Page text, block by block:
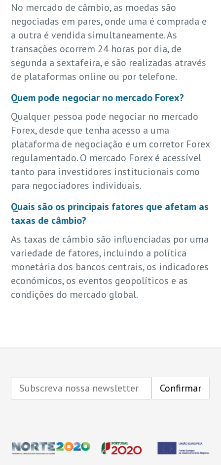
No mercado de câmbio, as moedas são
negociadas em pares, onde uma é comprada e
a outra é vendida simultaneamente. As
transações ocorrem 24 horas por dia, de
segunda a sextafeira, e são realizadas através
de plataformas online ou por telefone.
Quem pode negociar no mercado Forex?
Qualquer pessoa pode negociar no mercado
Forex, desde que tenha acesso a uma
plataforma de negociação e um corretor Forex
regulamentado. O mercado Forex é acessível
tanto para investidores institucionais como
para negociadores individuais.
Quais são os principais fatores que afetam as
taxas de câmbio?
As taxas de câmbio são influenciadas por uma
variedade de fatores, incluindo a política
monetária dos bancos centrais, os indicadores
económicos, os eventos geopolíticos e as
condições do mercado global.